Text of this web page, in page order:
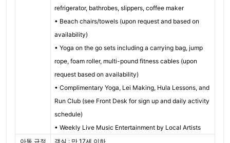
refrigerator, bathrobes, slippers, coffee maker
• Beach chairs/towels (upon request and based on
availability)
• Yoga on the go sets including a carrying bag, jump
rope, foam roller, multi-pound fitness cables (upon
request based on availability)
• Complimentary Yoga, Lei Making, Hula Lessons, and
Run Club (see Front Desk for sign up and daily activity
schedule)
• Weekly Live Music Entertainment by Local Artists
아동 규정
객실 : 만 17세 이하